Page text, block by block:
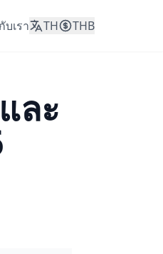
บเรา TH THB
ละ